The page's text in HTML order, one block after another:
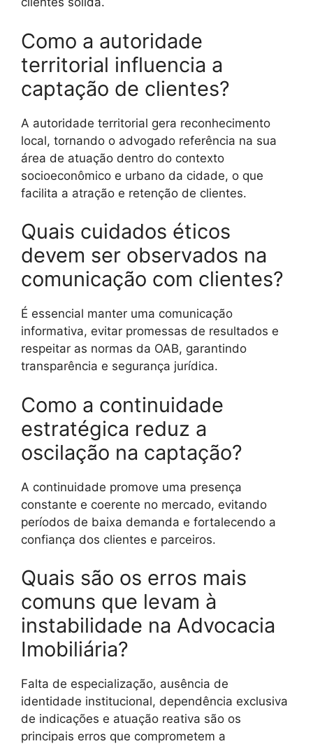
Como a autoridade
territorial influencia a
captação de clientes?
A autoridade territorial gera reconhecimento
local, tornando o advogado referência na sua
área de atuação dentro do contexto
socioeconômico e urbano da cidade, o que
facilita a atração e retenção de clientes.
Quais cuidados éticos
devem ser observados na
comunicação com clientes?
É essencial manter uma comunicação
informativa, evitar promessas de resultados e
respeitar as normas da OAB, garantindo
transparência e segurança jurídica.
Como a continuidade
estratégica reduz a
oscilação na captação?
A continuidade promove uma presença
constante e coerente no mercado, evitando
períodos de baixa demanda e fortalecendo a
confiança dos clientes e parceiros.
Quais são os erros mais
comuns que levam à
instabilidade na Advocacia
Imobiliária?
Falta de especialização, ausência de
identidade institucional, dependência exclusiva
de indicações e atuação reativa são os
principais erros que comprometem a